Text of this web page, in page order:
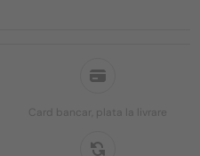
Card bancar, plata la livrare